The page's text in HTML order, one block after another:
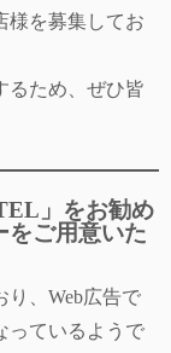
様を募集してお
るため、ぜひ皆
」をお勧め
ご用意いた
、Web広告で
っているようで